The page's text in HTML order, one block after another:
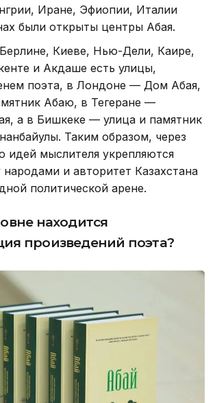
Иране, Эфиопии, Италии
были открыты центры Абая.
Киеве, Нью-Дели, Каире,
и Акдаше есть улицы,
поэта, в Лондоне — Дом Абая,
Абаю, в Тегеране —
а в Бишкеке — улица и памятник
Таким образом, через
идей мыслителя укрепляются
и авторитет Казахстана
политической арене.
находится
произведений поэта?